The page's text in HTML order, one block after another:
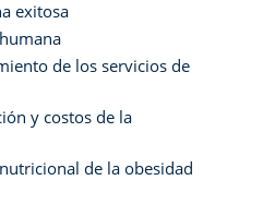
exitosa
de los servicios de
y costos de la
de la obesidad